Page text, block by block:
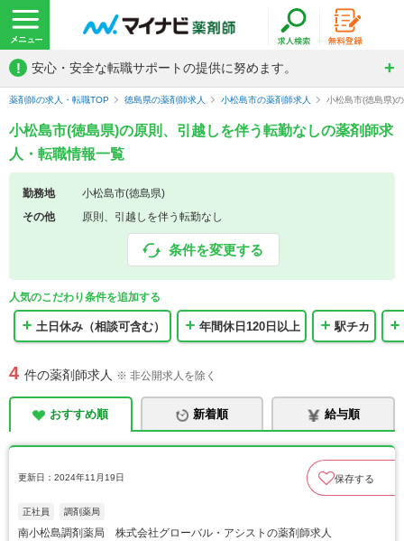
! 安心・安全な転職サポートの提供に努めます。
薬剤師の求人・転職TOP 徳島県の薬剤師求人 小松島市の薬剤師求人 小松島市(徳島県)
小松島市(徳島県)の原則、引越しを伴う転勤なしの薬剤師求
人・転職情報一覧
勤務地
小松島市(徳島県)
その他
原則、引越しを伴う転勤なし
条件を変更する
人気のこだわり条件を追加する
土日休み（相談可含む） 年間休日120日以上 駅チカ
4 件の薬剤師求人 ※ 非公開求人を除く
おすすめ順 新着順 給与順
更新日：2024年11月19日 保存する
正社員 調剤薬局
南小松島調剤薬局 株式会社グローバル・アシストの薬剤師求人